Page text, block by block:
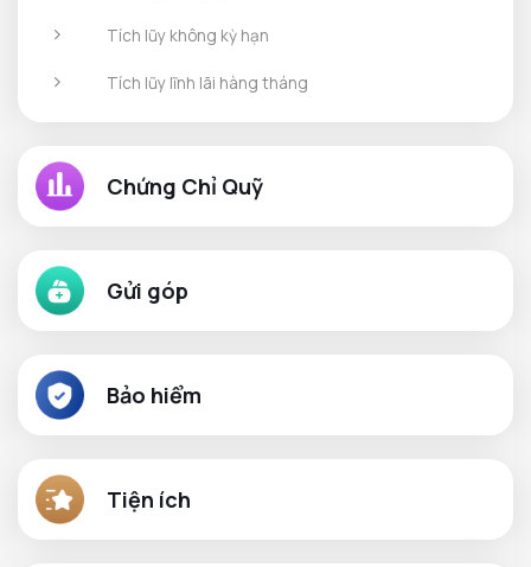
Tích lũy không kỳ hạn
Tích lũy lĩnh lãi hàng tháng
Chứng Chỉ Quỹ
Gửi góp
Bảo hiểm
Tiện ích